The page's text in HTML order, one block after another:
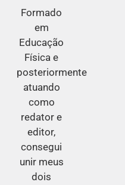
Formado
em
Educação
Física e
posteriormente
atuando
como
redator e
editor,
consegui
unir meus
dois